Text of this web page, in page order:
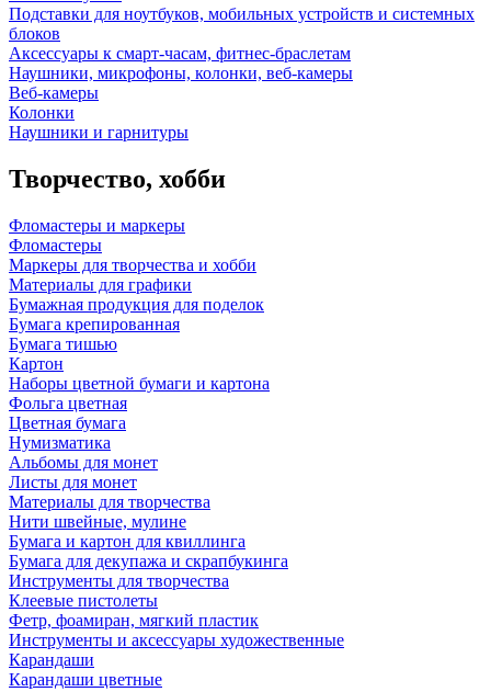
Подставки для ноутбуков, мобильных устройств и системных
блоков
Аксессуары к смарт-часам, фитнес-браслетам
Наушники, микрофоны, колонки, веб-камеры
Веб-камеры
Колонки
Наушники и гарнитуры
Творчество, хобби
Фломастеры и маркеры
Фломастеры
Маркеры для творчества и хобби
Материалы для графики
Бумажная продукция для поделок
Бумага крепированная
Бумага тишью
Картон
Наборы цветной бумаги и картона
Фольга цветная
Цветная бумага
Нумизматика
Альбомы для монет
Листы для монет
Материалы для творчества
Нити швейные, мулине
Бумага и картон для квиллинга
Бумага для декупажа и скрапбукинга
Инструменты для творчества
Клеевые пистолеты
Фетр, фоамиран, мягкий пластик
Инструменты и аксессуары художественные
Карандаши
Карандаши цветные